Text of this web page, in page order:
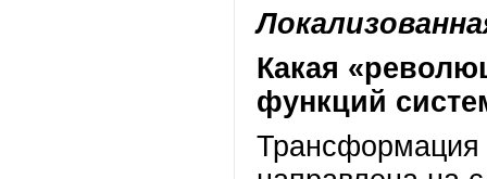
Какая
функций
Трансформация